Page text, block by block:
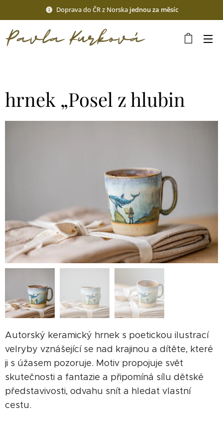
Doprava do ČR z Norska jednou za měsíc
hrnek „Posel z hlubin
Autorský keramický hrnek s poetickou ilustrací
velryby vznášející se nad krajinou a dítěte, které
ji s úžasem pozoruje. Motiv propojuje svět
skutečnosti a fantazie a připomíná sílu dětské
představivosti, odvahu snít a hledat vlastní
cestu.